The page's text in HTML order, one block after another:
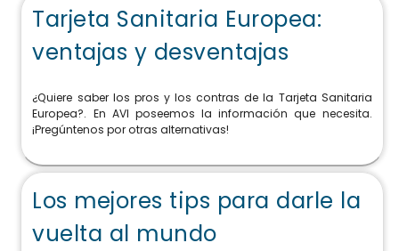
Tarjeta Sanitaria Europea:
ventajas y desventajas
¿Quiere saber los pros y los contras de la Tarjeta Sanitaria
Europea?. En AVI poseemos la información que necesita.
¡Pregúntenos por otras alternativas!
Los mejores tips para darle la
vuelta al mundo